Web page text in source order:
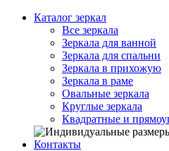
Каталог зеркал
Все зеркала
Зеркала для ванной
Зеркала для спальни
Зеркала в прихожую
Зеркала в раме
Овальные зеркала
Круглые зеркала
Квадратные и
Контакты